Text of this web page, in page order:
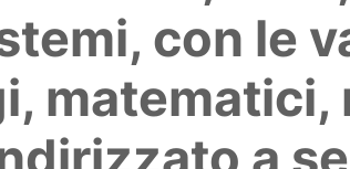
con le
matematici,